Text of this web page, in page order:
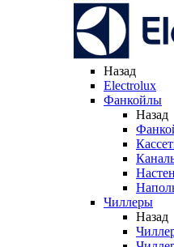
Назад
Electrolux
Фанкойлы
Назад
Чиллеры
Назад